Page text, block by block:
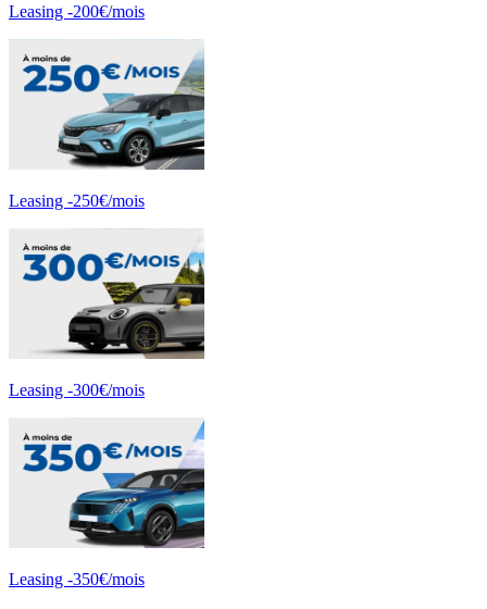
Leasing -200€/mois
Leasing -250€/mois
Leasing -300€/mois
Leasing -350€/mois